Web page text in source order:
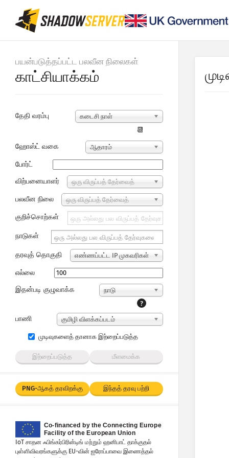
பயன்படுத்தப்பட்ட பலவீன நிலைகள்
காட்சியாக்கம்
தேதி வரம்பு கடைசி நாள்
📆
ஹோஸ்ட் வகை
ஆதாரம்
போர்ட்
விற்பனையாளர்
ஒரு விருப்பத் தேர்வைத்
தேர்ந்தெடு...
பலவீன நிலை
ஒரு விருப்பத் தேர்வைத்
தேர்ந்தெடு...
குறிச்சொற்கள்
நாடுகள்
தரவுத் தொகுதி எண்ணப்பட்ட IP முகவரிகள்
எல்லை
இதன்படி குழுவாக்க
நாடு
?
பாணி குமிழி விளக்கப்படம்
முடிவுகளைத் தானாக இற்றைப்படுத்த
இற்றைப்படுத்த மீளமைக்க
PNG-ஆகத் தரவிறக்கு இந்தத் தரவு பற்றி
IoT சாதன ஃபிங்கர்பிரின்டிங் மற்றும் ஹனிபாட் தாக்குதல்
புள்ளிவிவரங்களுக்கு EU-வின் ஐரோப்பாவை இணைத்தல்